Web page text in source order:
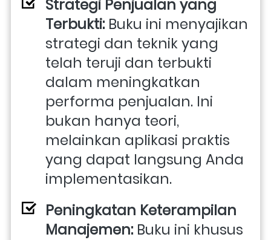
Strategi Penjualan yang
Terbukti: Buku ini menyajikan
strategi dan teknik yang
telah teruji dan terbukti
dalam meningkatkan
performa penjualan. Ini
bukan hanya teori,
melainkan aplikasi praktis
yang dapat langsung Anda
implementasikan.
Peningkatan Keterampilan
Manajemen: Buku ini khusus